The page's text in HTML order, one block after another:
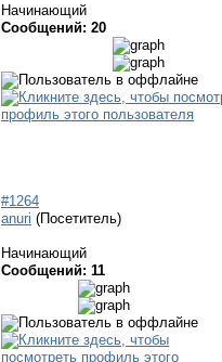
Начинающий
Сообщений: 20
#1264
anuri (Посетитель)
Начинающий
Сообщений: 11